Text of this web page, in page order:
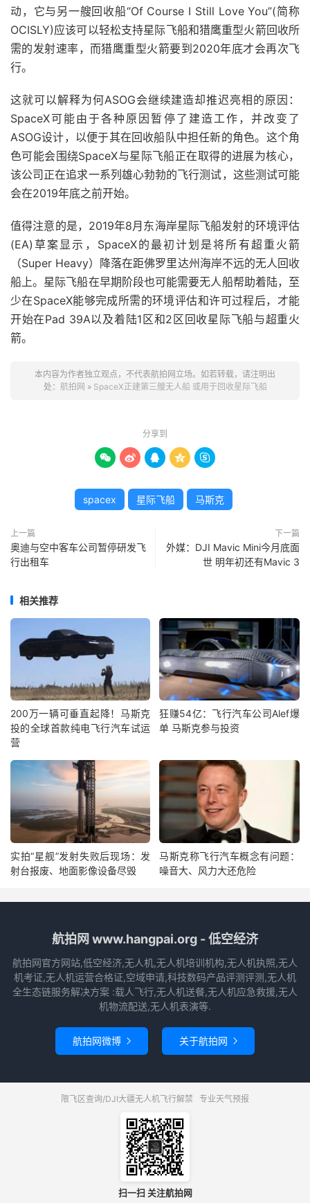
动，它与另一艘回收船“Of Course I Still Love You”(简称
OCISLY)应该可以轻松支持星际飞船和猎鹰重型火箭回收所
需的发射速率，而猎鹰重型火箭要到2020年底才会再次飞
行。
这就可以解释为何ASOG会继续建造却推迟亮相的原因：
SpaceX可能由于各种原因暂停了建造工作，并改变了
ASOG设计，以便于其在回收船队中担任新的角色。这个角
色可能会围绕SpaceX与星际飞船正在取得的进展为核心，
该公司正在追求一系列雄心勃勃的飞行测试，这些测试可能
会在2019年底之前开始。
值得注意的是，2019年8月东海岸星际飞船发射的环境评估
(EA)草案显示，SpaceX的最初计划是将所有超重火箭
（Super Heavy）降落在距佛罗里达州海岸不远的无人回收
船上。星际飞船在早期阶段也可能需要无人船帮助着陆，至
少在SpaceX能够完成所需的环境评估和许可过程后，才能
开始在Pad 39A以及着陆1区和2区回收星际飞船与超重火
箭。
本内容为作者独立观点，不代表航拍网立场。如若转载，请注明出
处： 航拍网 » SpaceX正建第三艘无人船 或用于回收星际飞船
分享到
    
spacex 星际飞船 马斯克
上一篇
奥迪与空中客车公司暂停研发飞
行出租车
下一篇
外媒：DJI Mavic Mini今月底面
世 明年初还有Mavic 3
相关推荐
200万一辆可垂直起降！马斯克
投的全球首款纯电飞行汽车试运
营
狂赚54亿：飞行汽车公司Alef爆
单 马斯克参与投资
实拍“星舰”发射失败后现场：发
射台报废、地面影像设备尽毁
马斯克称飞行汽车概念有问题：
噪音大、风力大还危险
航拍网 www.hangpai.org - 低空经济
航拍网官方网站,低空经济,无人机,无人机培训机构,无人机执照,无人
机考证,无人机运营合格证,空域申请,科技数码产品评测评测,无人机
全生态链服务解决方案 :载人飞行,无人机送餐,无人机应急救援,无人
机物流配送,无人机表演等.
航拍网微博  关于航拍网 
限飞区查询/DJI大疆无人机飞行解禁 专业天气预报
扫一扫 关注航拍网